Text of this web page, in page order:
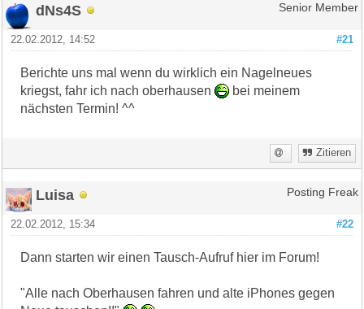
dNs4S Senior Member
#21
22.02.2012, 14:52
Berichte uns mal wenn du wirklich ein Nagelneues
kriegst, fahr ich nach oberhausen
bei meinem
nächsten Termin! ^^
Zitieren
Luisa Posting Freak
#22
22.02.2012, 15:34
Dann starten wir einen Tausch-Aufruf hier im Forum!
"Alle nach Oberhausen fahren und alte iPhones gegen